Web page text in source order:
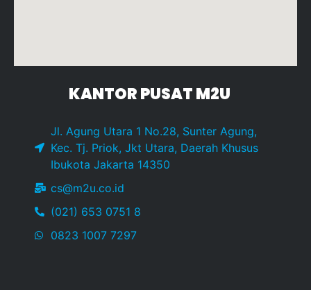
KANTOR PUSAT M2U
Jl. Agung Utara 1 No.28, Sunter Agung,
Kec. Tj. Priok, Jkt Utara, Daerah Khusus
Ibukota Jakarta 14350
cs@m2u.co.id
(021) 653 0751 8
0823 1007 7297